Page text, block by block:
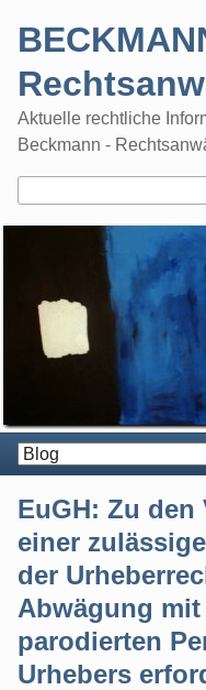
Aktuelle rechtliche
Beckmann -
EuGH: Zu den
einer
der
Abwägung
parodierten
Urhebers